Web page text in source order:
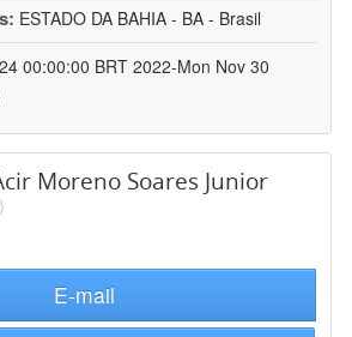
ESTADO DA BAHIA - BA - Brasil
00:00:00 BRT 2022-Mon Nov 30
Moreno Soares Junior
E-mail